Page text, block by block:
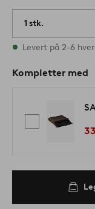
1 stk.
På lager
Levert på 2-6
Kompletter med